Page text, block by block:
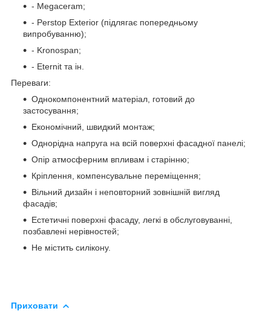
- Megaceram;
- Perstop Exterior (підлягає попередньому
випробуванню);
- Kronospan;
- Eternit та ін.
Переваги:
Однокомпонентний матеріал, готовий до
застосування;
Економічний, швидкий монтаж;
Однорідна напруга на всій поверхні фасадної панелі;
Опір атмосферним впливам і старінню;
Кріплення, компенсувальне переміщення;
Вільний дизайн і неповторний зовнішній вигляд
фасадів;
Естетичні поверхні фасаду, легкі в обслуговуванні,
позбавлені нерівностей;
Не містить силікону.
Приховати